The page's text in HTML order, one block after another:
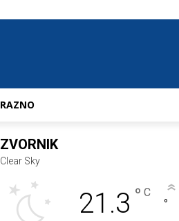
RAZNO
ZVORNIK
Clear Sky
21.3 ° C
°